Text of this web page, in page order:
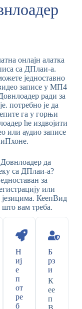
онлајн алатка
са ДПлаи-а.
једноставно
записе у МП4
ради за
потребно је да
га у горњи
ће издвојити
или аудио записе
да
са ДПлаи-а?
за
или
језицима. КеепВид
вам треба.
Н
иј
е
п
от
ре
б
Б
рз
и
К
ее
п